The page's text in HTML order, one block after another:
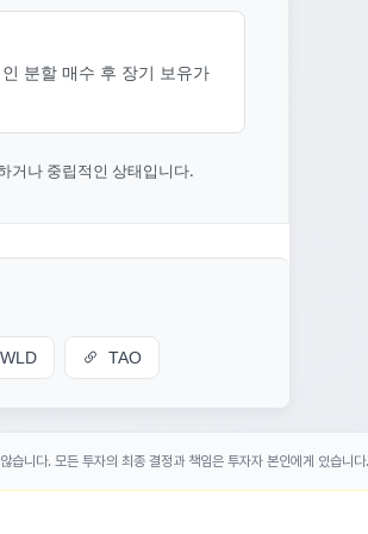
분할 매수 후 장기 보유가
거나 중립적인 상태입니다.
WLD TAO
니다. 모든 투자의 최종 결정과 책임은 투자자 본인에게 있습니다.